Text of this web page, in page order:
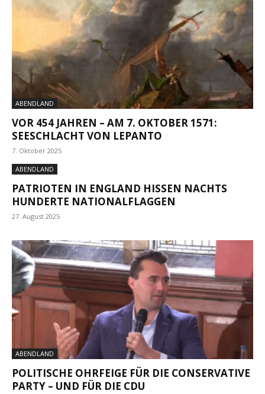
ABENDLAND
VOR 454 JAHREN – AM 7. OKTOBER 1571:
SEESCHLACHT VON LEPANTO
7. Oktober 2025
ABENDLAND
PATRIOTEN IN ENGLAND HISSEN NACHTS
HUNDERTE NATIONALFLAGGEN
27. August 2025
ABENDLAND
POLITISCHE OHRFEIGE FÜR DIE CONSERVATIVE
PARTY – UND FÜR DIE CDU